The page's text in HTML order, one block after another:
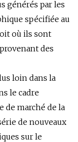
générés par les
spécifiée au
où ils sont
des
loin dans la
le cadre
de marché de la
de nouveaux
sur le